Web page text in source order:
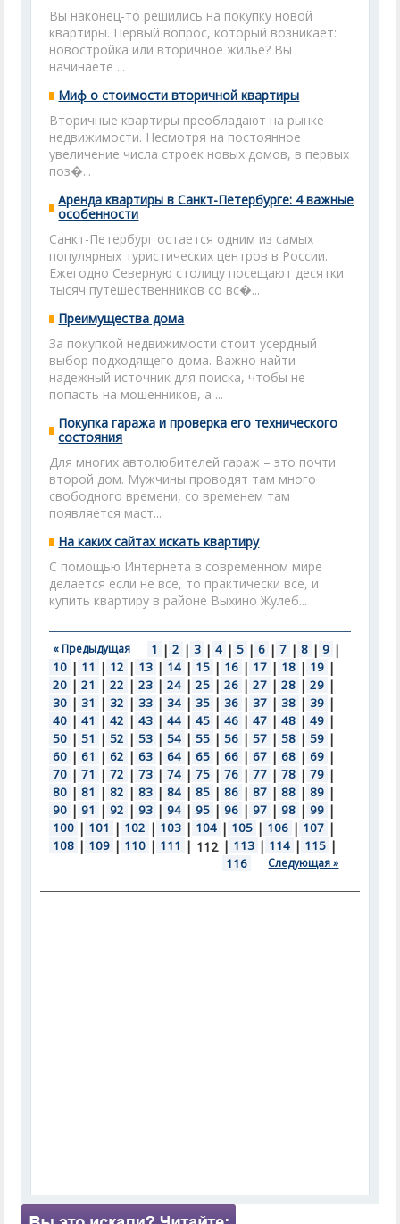
Вы наконец-то решились на покупку новой
квартиры. Первый вопрос, который возникает:
новостройка или вторичное жилье? Вы
начинаете ...
Миф о стоимости вторичной квартиры
Вторичные квартиры преобладают на рынке
недвижимости. Несмотря на постоянное
увеличение числа строек новых домов, в первых
поз�...
Аренда квартиры в Санкт-Петербурге: 4 важные
особенности
Санкт-Петербург остается одним из самых
популярных туристических центров в России.
Ежегодно Северную столицу посещают десятки
тысяч путешественников со вс�...
Преимущества дома
За покупкой недвижимости стоит усердный
выбор подходящего дома. Важно найти
надежный источник для поиска, чтобы не
попасть на мошенников, а ...
Покупка гаража и проверка его технического
состояния
Для многих автолюбителей гараж – это почти
второй дом. Мужчины проводят там много
свободного времени, со временем там
появляется маст...
На каких сайтах искать квартиру
С помощью Интернета в современном мире
делается если не все, то практически все, и
купить квартиру в районе Выхино Жулеб...
« Предыдущая 1 | 2 | 3 | 4 | 5 | 6 | 7 | 8 | 9 |
10 | 11 | 12 | 13 | 14 | 15 | 16 | 17 | 18 | 19 |
20 | 21 | 22 | 23 | 24 | 25 | 26 | 27 | 28 | 29 |
30 | 31 | 32 | 33 | 34 | 35 | 36 | 37 | 38 | 39 |
40 | 41 | 42 | 43 | 44 | 45 | 46 | 47 | 48 | 49 |
50 | 51 | 52 | 53 | 54 | 55 | 56 | 57 | 58 | 59 |
60 | 61 | 62 | 63 | 64 | 65 | 66 | 67 | 68 | 69 |
70 | 71 | 72 | 73 | 74 | 75 | 76 | 77 | 78 | 79 |
80 | 81 | 82 | 83 | 84 | 85 | 86 | 87 | 88 | 89 |
90 | 91 | 92 | 93 | 94 | 95 | 96 | 97 | 98 | 99 |
100 | 101 | 102 | 103 | 104 | 105 | 106 | 107 |
108 | 109 | 110 | 111 | 112 | 113 | 114 | 115 |
116 Следующая »